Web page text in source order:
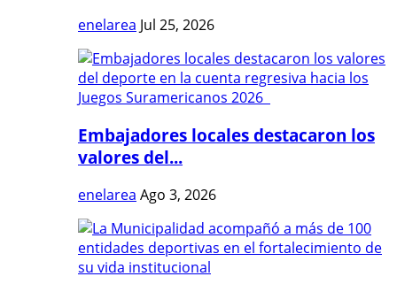
enelarea Jul 25, 2026
Embajadores locales destacaron los
valores del...
enelarea Ago 3, 2026